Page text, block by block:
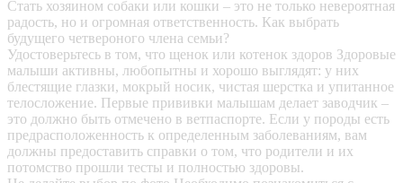
Стать хозяином собаки или кошки – это не только невероятная
радость, но и огромная ответственность. Как выбрать
будущего четвероного члена семьи?
Удостоверьтесь в том, что щенок или котенок здоров Здоровые
малыши активны, любопытны и хорошо выглядят: у них
блестящие глазки, мокрый носик, чистая шерстка и упитанное
телосложение. Первые прививки малышам делает заводчик –
это должно быть отмечено в ветпаспорте. Если у породы есть
предрасположенность к определенным заболеваниям, вам
должны предоставить справки о том, что родители и их
потомство прошли тесты и полностью здоровы.